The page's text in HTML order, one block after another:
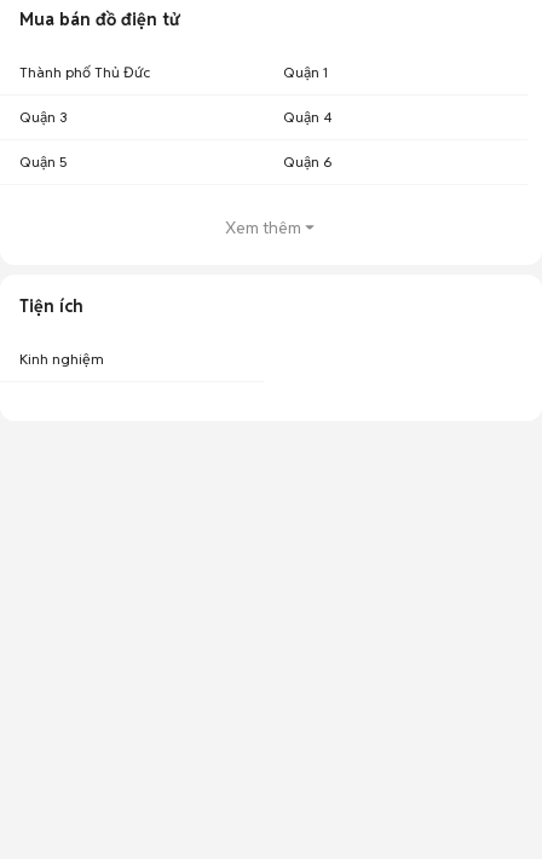
Mua bán đồ điện tử
Thành phố Thủ Đức Quận 1
Quận 3 Quận 4
Quận 5 Quận 6
Xem thêm
Tiện ích
Kinh nghiệm